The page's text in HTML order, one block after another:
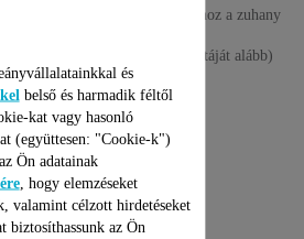
területének borotválkozásához a zuhany
(lásd a kompatibilis eszközök listáját alább)
és
belső és harmadik féltől
kat vagy hasonló
(együttesen: "Cookie-k")
Ön adatainak
, hogy elemzéseket
valamint célzott hirdetéseket
biztosíthassunk az Ön